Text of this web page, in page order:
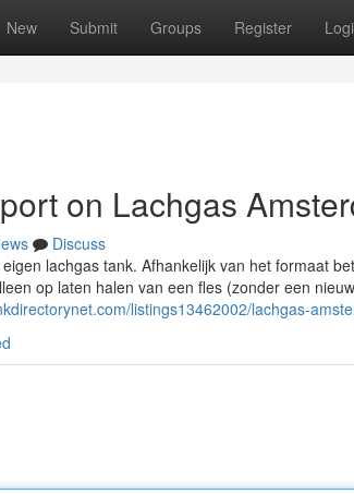
New Submit Groups Register
on Lachgas
Discuss
lachgas tank. Afhankelijk van het formaat
op laten halen van een fles (zonder een
listings13462002/lachgas-